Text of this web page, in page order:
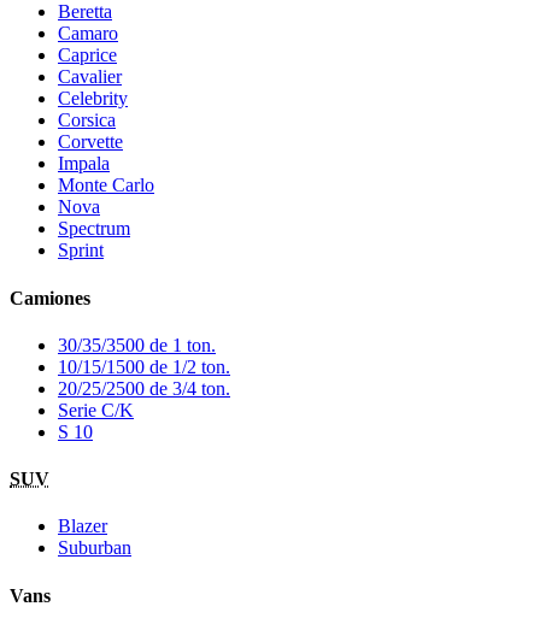
Beretta
Camaro
Caprice
Cavalier
Celebrity
Corsica
Corvette
Impala
Monte Carlo
Nova
Spectrum
Sprint
Camiones
30/35/3500 de 1 ton.
10/15/1500 de 1/2 ton.
20/25/2500 de 3/4 ton.
Serie C/K
S 10
SUV
Blazer
Suburban
Vans